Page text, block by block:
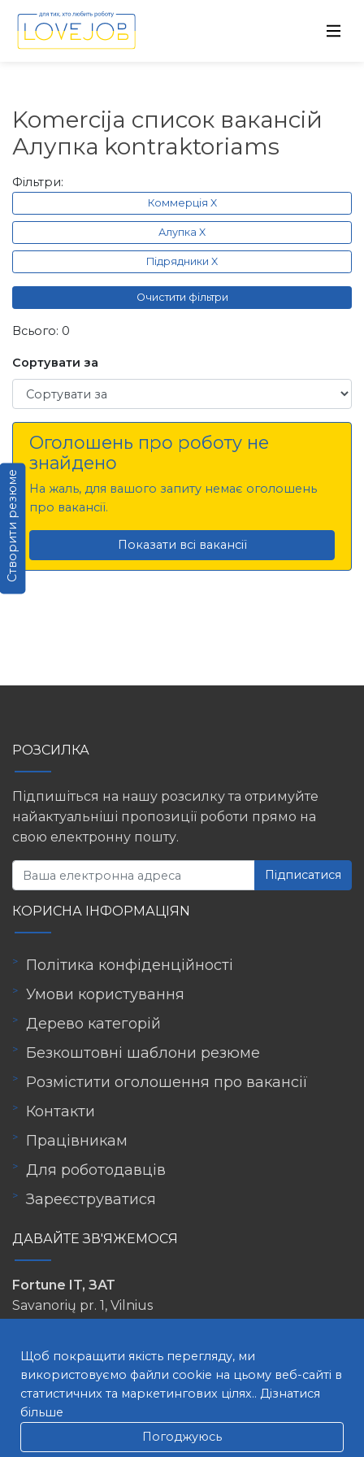
Створити резюме
Komercija список вакансій
Алупка kontraktoriams
Фільтри:
Коммерція X
Алупка X
Підрядники X
Очистити фільтри
Всього: 0
Сортувати за
Сортувати за
Оголошень про роботу не
знайдено
На жаль, для вашого запиту немає оголошень
про вакансії.
Показати всі вакансії
РОЗСИЛКА
Підпишіться на нашу розсилку та отримуйте
найактуальніші пропозиції роботи прямо на
свою електронну пошту.
Підписатися
КОРИСНА ІНФОРМАЦІЯN
Політика конфіденційності
Умови користування
Дерево категорій
Безкоштовні шаблони резюме
Розмістити оголошення про вакансії
Контакти
Працівникам
Для роботодавців
Зареєструватися
ДАВАЙТЕ ЗВ'ЯЖЕМОСЯ
Fortune IT, ЗАТ
Savanorių pr. 1, Vilnius
Щоб покращити якість перегляду, ми
використовуємо файли cookie на цьому веб-сайті в
статистичних та маркетингових цілях.. Дізнатися
більше
Погоджуюсь